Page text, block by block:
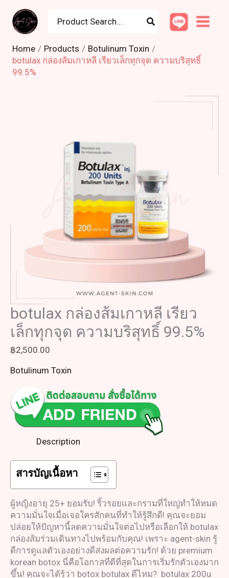
content
for:
Home Products
Botulinum Toxin
botulax กล่องส้มเกาหลี เรียวเล็กทุกจุด ความบริสุทธิ์
99.5%
botulax กล่องส้มเกาหลี เรียว
เล็กทุกจุด ความบริสุทธิ์ 99.5%
฿2,500.00
Botulinum Toxin
Description
สารบัญเนื้อหา
ผู้หญิงอายุ 25+ ยอมรับ! ริ้วรอยและกรามที่ใหญ่ทำให้หมด
ความมั่นใจเมื่อเจอใครสักคนที่ทำให้รู้สึกดี! คุณจะยอม
ปล่อยให้ปัญหานี้ลดความมั่นใจต่อไปหรือเลือกให้ botulax
กล่องส้มร่วมเดินทางไปพร้อมกับคุณ! เพราะ agent-skin รู้
ดีการดูแลตัวเองอย่างดีส่งผลต่อความรัก! ด้วย premium
korean botox นี่คือโอกาสที่ดีที่สุดในการเริ่มรักตัวเองมาก
ขึ้น! คุณจะได้รู้ว่า botox botulax ดีไหม? botulax 200u